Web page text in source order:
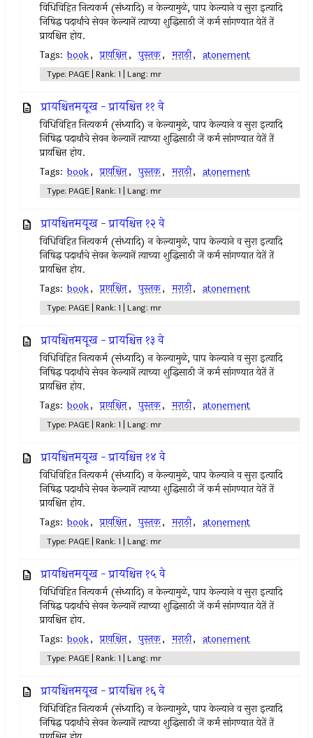
विधिविहित नित्‍यकर्म (संध्यादि) न केल्‍यामुळे, पाप केल्याने व सुरा इत्‍यादि
निषिद्ध पदार्थांचे सेवन केल्‍यानें त्‍याच्या शुद्धिसाठी जें कर्म सांगण्यात येतें तें
प्रायश्चित्त होय.
Tags: book, प्रायश्चित्त, पुस्तक, मराठी, atonement
Type: PAGE | Rank: 1 | Lang: mr
प्रायश्चित्तमयूख - प्रायश्चित्त ११ वे
विधिविहित नित्‍यकर्म (संध्यादि) न केल्‍यामुळे, पाप केल्याने व सुरा इत्‍यादि
निषिद्ध पदार्थांचे सेवन केल्‍यानें त्‍याच्या शुद्धिसाठी जें कर्म सांगण्यात येतें तें
प्रायश्चित्त होय.
Tags: book, प्रायश्चित्त, पुस्तक, मराठी, atonement
Type: PAGE | Rank: 1 | Lang: mr
प्रायश्चित्तमयूख - प्रायश्चित्त १२ वे
विधिविहित नित्‍यकर्म (संध्यादि) न केल्‍यामुळे, पाप केल्याने व सुरा इत्‍यादि
निषिद्ध पदार्थांचे सेवन केल्‍यानें त्‍याच्या शुद्धिसाठी जें कर्म सांगण्यात येतें तें
प्रायश्चित्त होय.
Tags: book, प्रायश्चित्त, पुस्तक, मराठी, atonement
Type: PAGE | Rank: 1 | Lang: mr
प्रायश्चित्तमयूख - प्रायश्चित्त १३ वे
विधिविहित नित्‍यकर्म (संध्यादि) न केल्‍यामुळे, पाप केल्याने व सुरा इत्‍यादि
निषिद्ध पदार्थांचे सेवन केल्‍यानें त्‍याच्या शुद्धिसाठी जें कर्म सांगण्यात येतें तें
प्रायश्चित्त होय.
Tags: book, प्रायश्चित्त, पुस्तक, मराठी, atonement
Type: PAGE | Rank: 1 | Lang: mr
प्रायश्चित्तमयूख - प्रायश्चित्त १४ वे
विधिविहित नित्‍यकर्म (संध्यादि) न केल्‍यामुळे, पाप केल्याने व सुरा इत्‍यादि
निषिद्ध पदार्थांचे सेवन केल्‍यानें त्‍याच्या शुद्धिसाठी जें कर्म सांगण्यात येतें तें
प्रायश्चित्त होय.
Tags: book, प्रायश्चित्त, पुस्तक, मराठी, atonement
Type: PAGE | Rank: 1 | Lang: mr
प्रायश्चित्तमयूख - प्रायश्चित्त १५ वे
विधिविहित नित्‍यकर्म (संध्यादि) न केल्‍यामुळे, पाप केल्याने व सुरा इत्‍यादि
निषिद्ध पदार्थांचे सेवन केल्‍यानें त्‍याच्या शुद्धिसाठी जें कर्म सांगण्यात येतें तें
प्रायश्चित्त होय.
Tags: book, प्रायश्चित्त, पुस्तक, मराठी, atonement
Type: PAGE | Rank: 1 | Lang: mr
प्रायश्चित्तमयूख - प्रायश्चित्त १६ वे
विधिविहित नित्‍यकर्म (संध्यादि) न केल्‍यामुळे, पाप केल्याने व सुरा इत्‍यादि
निषिद्ध पदार्थांचे सेवन केल्‍यानें त्‍याच्या शुद्धिसाठी जें कर्म सांगण्यात येतें तें